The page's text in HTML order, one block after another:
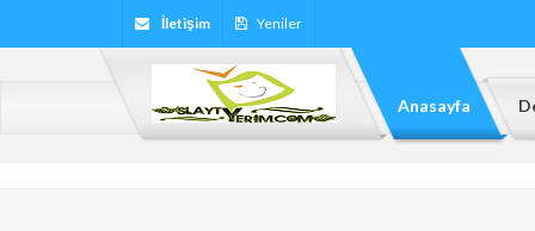
İletişim Yeniler
Anasayfa